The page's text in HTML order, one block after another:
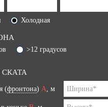
Холодная
>12 градусов
(фронтона) A, м